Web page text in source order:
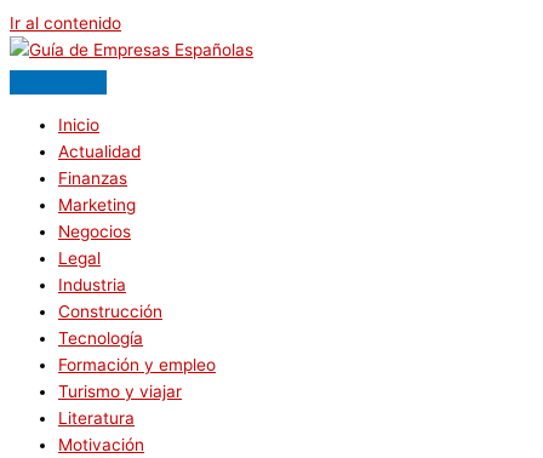
Ir al contenido
Inicio
Actualidad
Finanzas
Marketing
Negocios
Legal
Industria
Construcción
Tecnología
Formación y empleo
Turismo y viajar
Literatura
Motivación